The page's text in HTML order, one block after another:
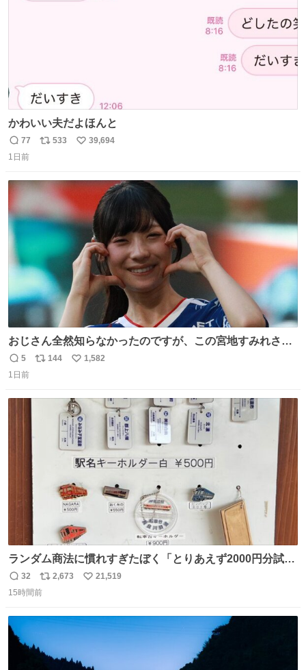
かわいい夫だよほんと
返
信
77
リ
ト
533
い
数
39,694
1日前
おじさん全然知らなかったのですが、この宮地すみれさん
（日向坂46）はマリサポだったのですね。 カメラ目線でに
っこりしていただいたので撮影したものの、全然誰だか知
返
信
5
リ
144
い
数
1,582
1日前
ランダム商法に慣れすぎたぼく「とりあえず2000円分試し
てみるか…」 駅員さん「どれが欲しいの？」 ぼく「えっ
良いんですか？」 駅員さん「何が…？？」 やっぱランダム
わ！！！！！！！！！！！！！！！！！！！！
返
信
32
リ
ポ
ト
2,673
い
数
21,519
15時間前